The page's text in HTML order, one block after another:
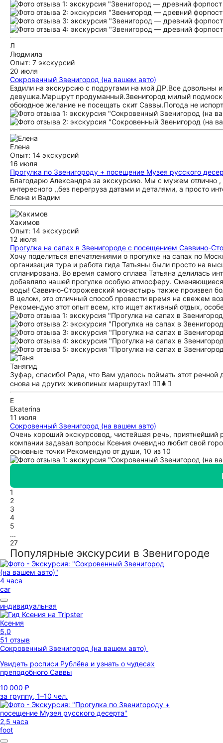
Л
Людмила
Опыт: 7 экскурсий
20 июля
Сокровенный Звенигород (на вашем авто)
Ездили на экскурсию с подругами на мой ДР.Все довольны
девушка.Маршрут продуманный.Звенигород милый
обоюдное желание не посещать скит Саввы.Погода не
Елена
Опыт: 14 экскурсий
16 июля
Прогулка по Звенигороду + посещение Музея русского
Благодарю Александра за экскурсию. Мы с мужем отлично
интересного ,,без перегруза датами и деталями, а просто
Елена и Вадим
Хакимов
Опыт: 14 экскурсий
12 июля
Прогулка на сапах в Звенигороде с посещением Саввино-
Хочу поделиться впечатлениями о прогулке на сапах по
организация тура и работа гида Татьяны были просто на
спланирована. Во время самого сплава Татьяна делилась
добавляло нашей прогулке особую атмосферу.
воды! Саввино-Сторожевский монастырь также произвел
В целом, это отличный способ провести время на свежем
Рекомендую этот опыт всем, кто ищет активный отдых,
Танягид
Зуфар, спасибо! Рада, что Вам удалось поймать этот
снова на других живопиных маршрутах! 🧘‍♀️🌲✨
E
Ekaterina
11 июля
Сокровенный Звенигород (на вашем авто)
Очень хороший экскурсовод, чистейшая речь,
компании задавал вопросы Ксения очевидно любит свой
основные точки Рекомендую от души, 10 из 10
1
2
3
4
5
...
27
Популярные экскурсии в Звенигороде
4 часа
car
индивидуальная
Ксения
5,0
51 отзыв
Сокровенный Звенигород (на вашем авто)
Увидеть росписи Рублёва и узнать о чудесах
преподобного Саввы
10 000 ₽
за группу, 1–10 чел.
2,5 часа
foot